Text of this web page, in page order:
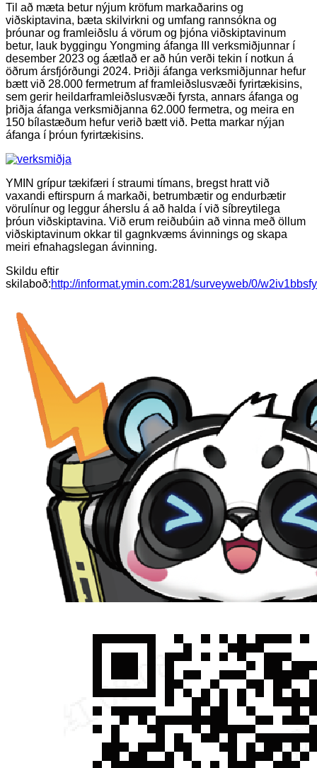
Til að mæta betur nýjum kröfum markaðarins og
viðskiptavina, bæta skilvirkni og umfang rannsókna og
þróunar og framleiðslu á vörum og þjóna viðskiptavinum
betur, lauk byggingu Yongming áfanga III verksmiðjunnar í
desember 2023 og áætlað er að hún verði tekin í notkun á
öðrum ársfjórðungi 2024. Þriðji áfanga verksmiðjunnar hefur
bætt við 28.000 fermetrum af framleiðslusvæði fyrirtækisins,
sem gerir heildarframleiðslusvæði fyrsta, annars áfanga og
þriðja áfanga verksmiðjanna 62.000 fermetra, og meira en
150 bílastæðum hefur verið bætt við. Þetta markar nýjan
áfanga í þróun fyrirtækisins.
YMIN grípur tækifæri í straumi tímans, bregst hratt við
vaxandi eftirspurn á markaði, betrumbætir og endurbætir
vörulínur og leggur áherslu á að halda í við síbreytilega
þróun viðskiptavina. Við erum reiðubúin að vinna með öllum
viðskiptavinum okkar til gagnkvæms ávinnings og skapa
meiri efnahagslegan ávinning.
Skildu eftir
skilaboð:http://informat.ymin.com:281/surveyweb/0/